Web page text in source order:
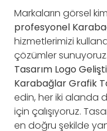
Markaların görsel
profesyonel
hizmetlerimizi
çözümler
Tasarım Logo
Karabağlar Grafik
edin, her iki alanda
için çalışıyoruz.
en doğru şekilde